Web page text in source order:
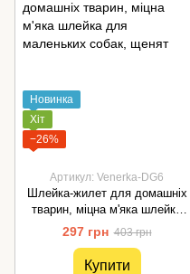
Новинка
Хіт
−26%
Артикул: Venerka-DG6
Шлейка-жилет для домашніх
тварин, міцна м'яка шлейка
для маленьких собак, щенят
297 грн 403 грн
Купити